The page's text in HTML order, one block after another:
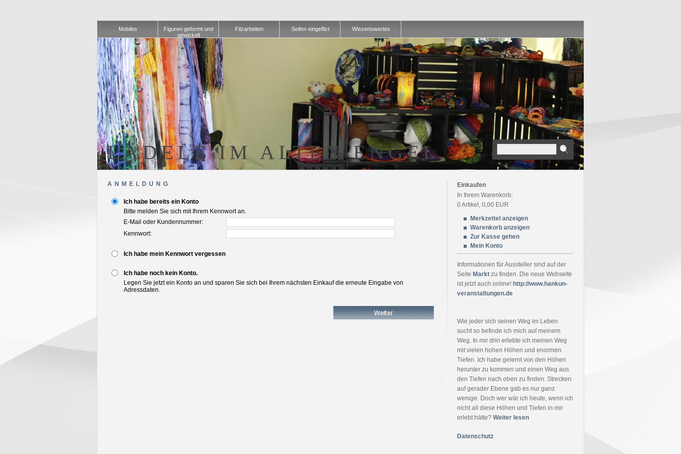
Mobiles
Figuren geformt und
gewickelt
Filzarbeiten Seifen eingefilzt Wissenswertes
LÄDELE IM ALTEN ENGEL
ANMELDUNG
Ich habe bereits ein Konto
Bitte melden Sie sich mit Ihrem Kennwort an.
E-Mail oder Kundennummer:
Kennwort:
Ich habe mein Kennwort vergessen
Ich habe noch kein Konto.
Legen Sie jetzt ein Konto an und sparen Sie sich bei Ihrem nächsten Einkauf die erneute Eingabe von
Adressdaten.
Einkaufen
In Ihrem Warenkorb:
0Artikel, 0,00 EUR
Merkzettel anzeigen
Warenkorb anzeigen
Zur Kasse gehen
Mein Konto
Informationen für Aussteller sind auf der
Seite Markt zu finden. Die neue Webseite
ist jetzt auch online! http://www.hankun-
veranstaltungen.de
Wie jeder sich seinen Weg im Leben
sucht so befinde ich mich auf meinem
Weg. In mir drin erlebte ich meinen Weg
mit vielen hohen Höhen und enormen
Tiefen. Ich habe gelernt von den Höhen
herunter zu kommen und einen Weg aus
den Tiefen nach oben zu finden. Strecken
auf gerader Ebene gab es nur ganz
wenige. Doch wer wär ich heute, wenn ich
nicht all diese Höhen und Tiefen in mir
erlebt hätte? Weiter lesen
Datenschutz